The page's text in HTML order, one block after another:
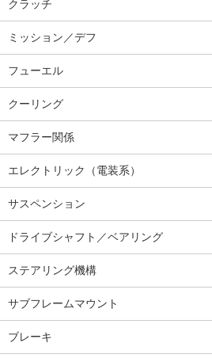
クラッチ
ミッション／デフ
フューエル
クーリング
マフラー関係
エレクトリック（電装系）
サスペンション
ドライブシャフト／ベアリング
ステアリング機構
サブフレームマウント
ブレーキ